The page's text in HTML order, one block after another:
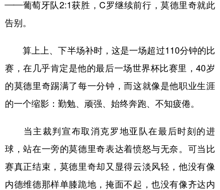
山东 河南 湖北 湖南
四川 贵州 云南 西藏
陕西 甘肃 青海 宁夏
多语种频道
English Español Français عربى
Русский язык 日本語 한국어
——葡萄牙队2:1获胜，C罗继续前行，莫德里奇就此
告别。
算上上、下半场补时，这是一场超过110分钟的比
赛，在几乎肯定是他的最后一场世界杯比赛里，40岁
的莫德里奇踢满了每一分钟，而这就像是他职业生涯
的一个缩影：勤勉、顽强、始终奔跑、不知疲倦。
当主裁判宣布取消克罗地亚队在最后时刻的进
球，站在一旁的莫德里奇表达着愤怒与无奈。可当比
赛真正结束，莫德里奇却又显得云淡风轻，他没有像
内德维德那样单膝跪地，掩面不起，也没有像齐达内